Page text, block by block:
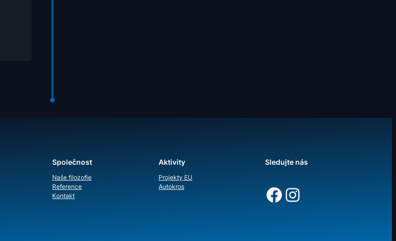
Společnost
Naše filozofie
Reference
Kontakt
Aktivity
Projekty EU
Autokros
Sledujte nás
Facebook Instagram